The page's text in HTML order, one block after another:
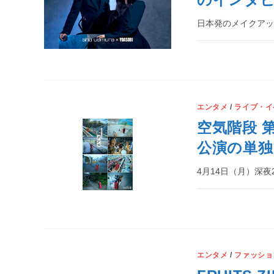
日本発のメイクア
エンタメ / ライブ・
空気階段
公演の単
4月14日（月）深
エンタメ / ファッシ